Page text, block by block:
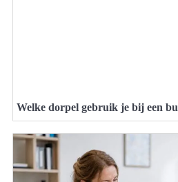
Welke dorpel gebruik je bij een